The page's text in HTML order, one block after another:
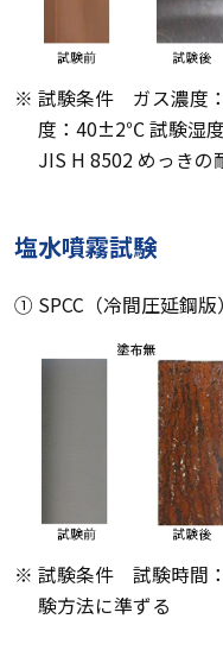
※ 試験条件 ガス濃度
度：40±2℃ 試験湿
JIS H 8502 めっきの
塩水噴霧試験
① SPCC（冷間圧延鋼版）
※ 試験条件 試験時間
験方法に準ずる